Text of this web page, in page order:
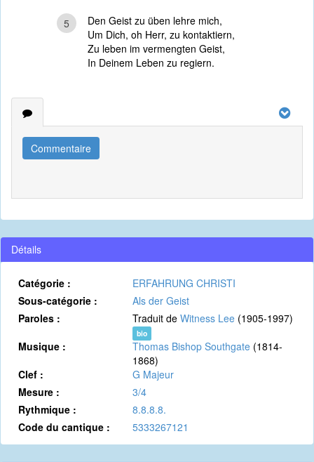
5
Den Geist zu üben lehre mich,
Um Dich, oh Herr, zu kontaktiern,
Zu leben im vermengten Geist,
In Deinem Leben zu regiern.
Commentaire
Détails
Catégorie :
ERFAHRUNG CHRISTI
Sous-catégorie :
Als der Geist
Paroles :
Traduit de Witness Lee (1905-1997)
bio
Musique : Thomas Bishop Southgate (1814-
1868)
Clef :
G Majeur
Mesure :
3/4
Rythmique :
8.8.8.8.
Code du cantique :
5333267121